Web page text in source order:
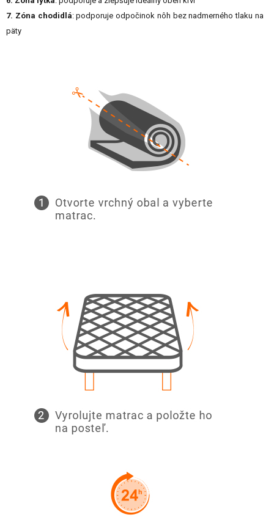
7. Zóna chodidlá: podporuje odpočinok nôh bez nadmerného tlaku na
päty